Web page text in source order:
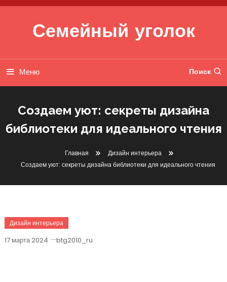
Перейти к содержимому
Семейный уголок
Меню Поиск
Создаем уют: секреты дизайна
библиотеки для идеального чтения
Главная
Дизайн интерьера
Создаем уют: секреты дизайна библиотеки для идеального чтения
Дизайн интерьера
17 марта 2024 btg2010_ru